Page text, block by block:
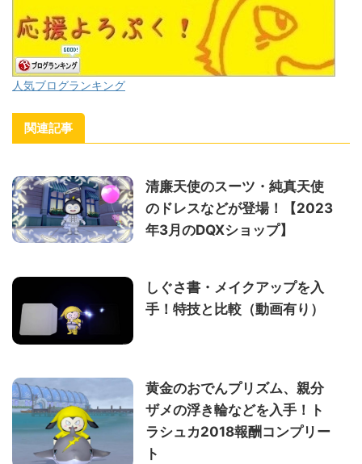
人気ブログランキング
関連記事
清廉天使のスーツ・純真天使
のドレスなどが登場！【2023
年3月のDQXショップ】
しぐさ書・メイクアップを入
手！特技と比較（動画有り）
黄金のおでんプリズム、親分
ザメの浮き輪などを入手！ト
ラシュカ2018報酬コンプリー
ト